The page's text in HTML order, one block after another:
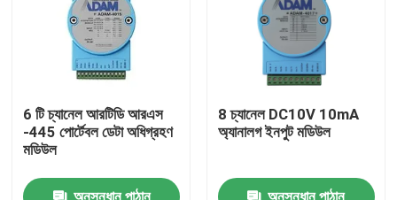
6 টি চ্যানেল আরটিডি আরএস
-445 পোর্টেবল ডেটা অধিগ্রহণ
মডিউল
অনুসন্ধান পাঠান
8 চ্যানেল DC10V 10mA
অ্যানালগ ইনপুট মডিউল
অনুসন্ধান পাঠান